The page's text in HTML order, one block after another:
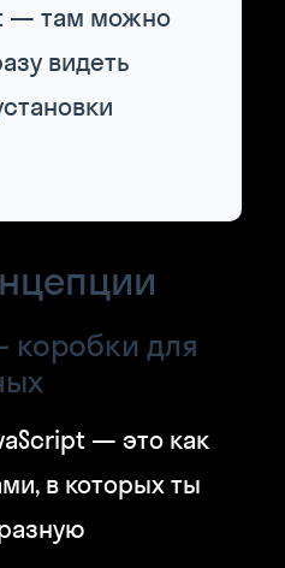
— там можно
видеть
для
— это как
в которых ты